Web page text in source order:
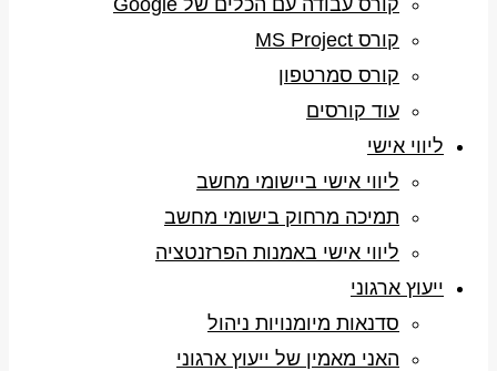
קורס עבודה עם הכלים של Google
קורס MS Project
קורס סמרטפון
עוד קורסים
ליווי אישי
ליווי אישי ביישומי מחשב
תמיכה מרחוק בישומי מחשב
ליווי אישי באמנות הפרזנטציה
ייעוץ ארגוני
סדנאות מיומנויות ניהול
האני מאמין של ייעוץ ארגוני